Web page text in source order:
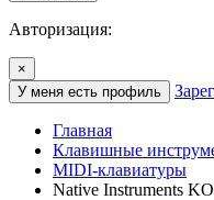
Авторизация:
×
У меня есть профиль
Главная
Клавишные
MIDI-клавиатуры
Native Instruments